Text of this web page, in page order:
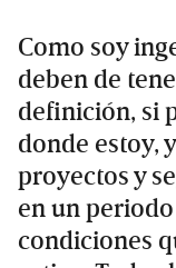
Como soy
deben de
definición, si
donde estoy,
proyectos y
en un
condiciones